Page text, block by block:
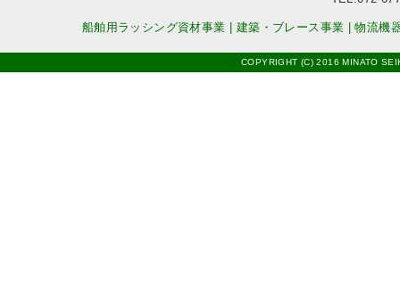
船舶用ラッシング資材事業 建築・ブレース事業 |物流機
COPYRIGHT (C) 2016 MINATO